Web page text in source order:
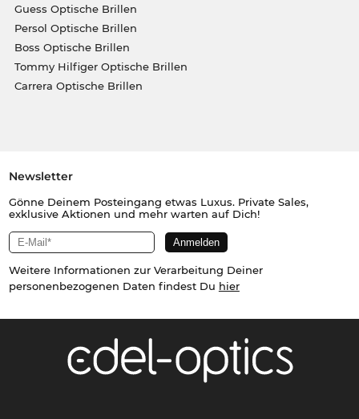
Guess Optische Brillen
Persol Optische Brillen
Boss Optische Brillen
Tommy Hilfiger Optische Brillen
Carrera Optische Brillen
Newsletter
Gönne Deinem Posteingang etwas Luxus. Private Sales,
exklusive Aktionen und mehr warten auf Dich!
Weitere Informationen zur Verarbeitung Deiner
personenbezogenen Daten findest Du hier